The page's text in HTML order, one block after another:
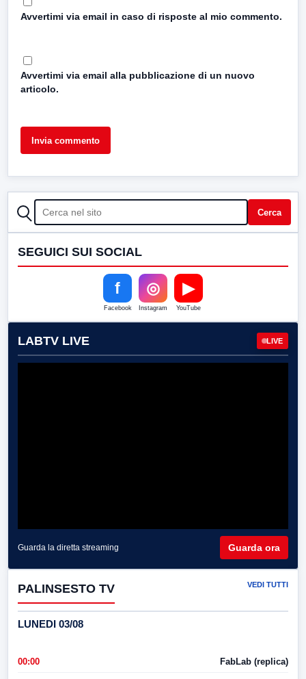
Avvertimi via email in caso di risposte al mio commento.
Avvertimi via email alla pubblicazione di un nuovo
articolo.
CERCA Cerca
SEGUICI SUI SOCIAL
f
Facebook
◎
Instagram
▶
YouTube
LABTV LIVE LIVE
Guarda la diretta streaming Guarda ora
PALINSESTO TV VEDI TUTTI
LUNEDI 03/08
00:00 FabLab (replica)